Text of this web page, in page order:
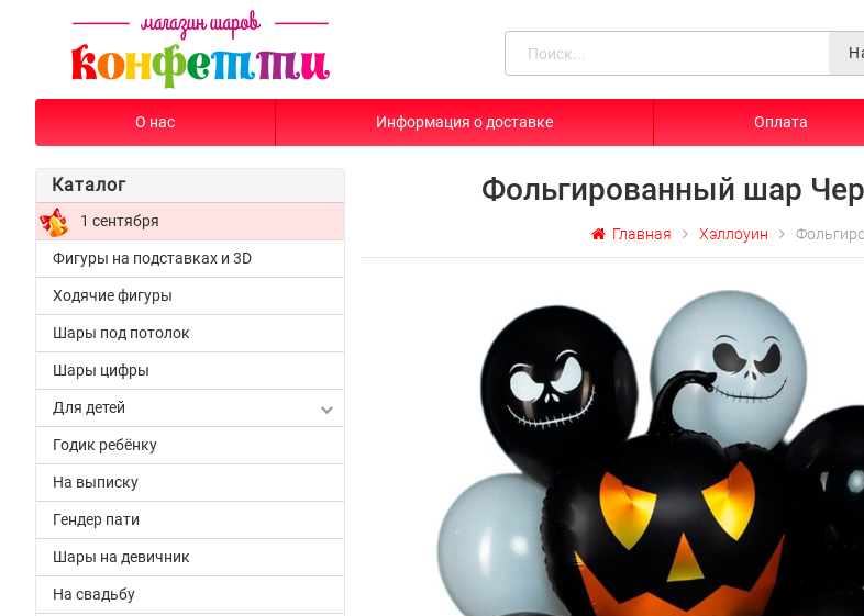
О нас Информация о доставке Оплата
Каталог
1 сентября
Фигуры на подставках и 3D
Ходячие фигуры
Шары под потолок
Шары цифры
Для детей
Годик ребёнку
На выписку
Гендер пати
Шары на девичник
На свадьбу
Фольгированный шар
Главная Хэллоуин